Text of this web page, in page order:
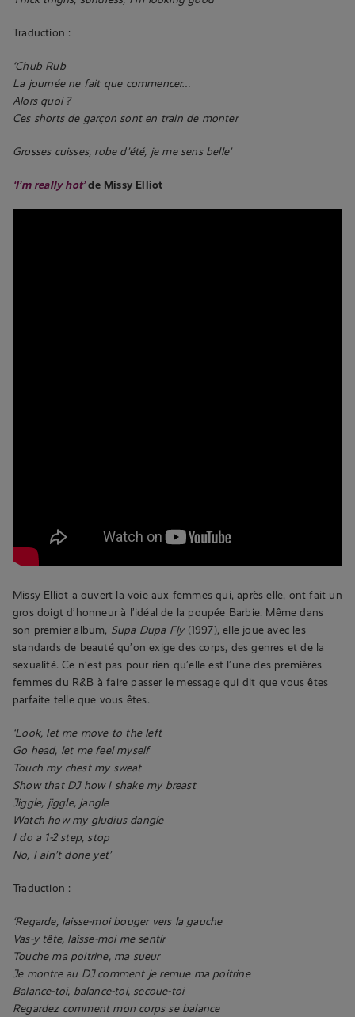
Traduction :
‘Chub Rub
La journée ne fait que commencer…
Alors quoi ?
Ces shorts de garçon sont en train de monter
Grosses cuisses, robe d’été, je me sens belle’
‘I’m really hot’de Missy Elliot
Missy Elliot a ouvert la voie aux femmes qui, après elle, ont fait un
gros doigt d’honneur à l’idéal de la poupée Barbie. Même dans
son premier album, Supa Dupa Fly(1997), elle joue avec les
standards de beauté qu’on exige des corps, des genres et de la
sexualité. Ce n’est pas pour rien qu’elle est l’une des premières
femmes du R&B à faire passer le message qui dit que vous êtes
parfaite telle que vous êtes.
‘Look, let me move to the left
Go head, let me feel myself
Touch my chest my sweat
Show that DJ how I shake my breast
Jiggle, jiggle, jangle
Watch how my gludius dangle
I do a 1-2 step, stop
No, I ain’t done yet’
Traduction :
‘Regarde, laisse-moi bouger vers la gauche
Vas-y tête, laisse-moi me sentir
Touche ma poitrine, ma sueur
Je montre au DJ comment je remue ma poitrine
Balance-toi, balance-toi, secoue-toi
Regardez comment mon corps se balance